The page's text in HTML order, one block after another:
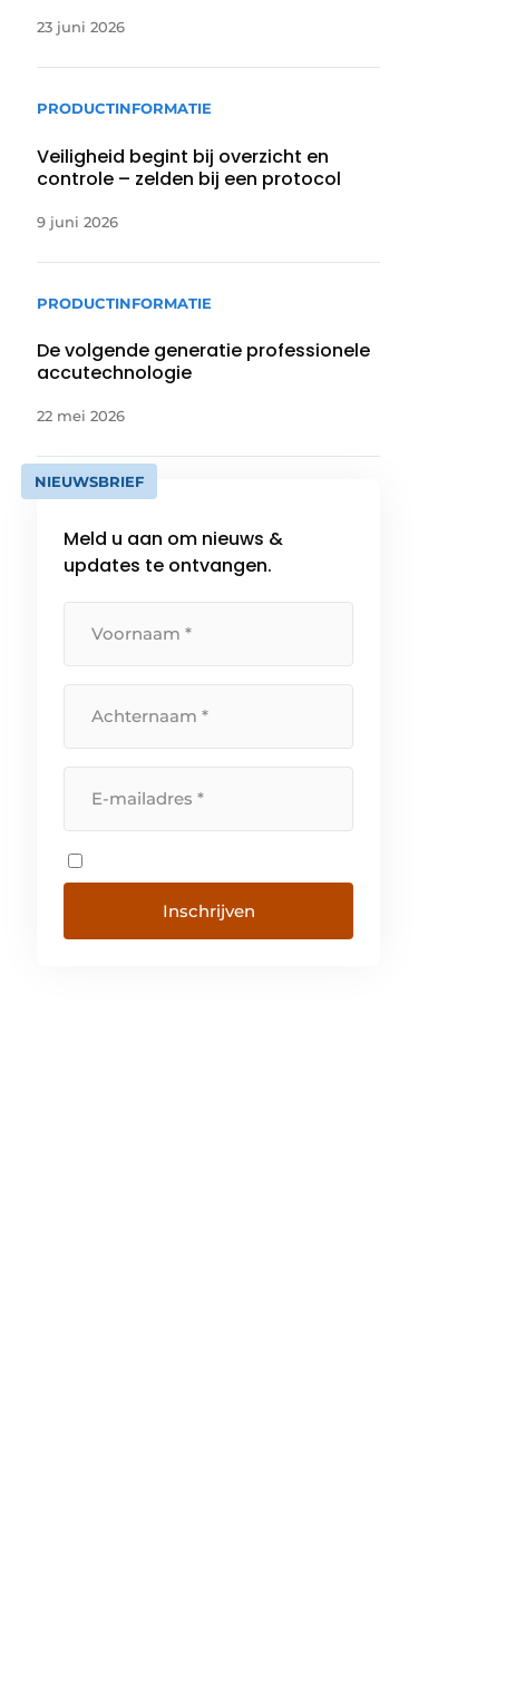
23 juni 2026
PRODUCTINFORMATIE
Veiligheid begint bij overzicht en
controle – zelden bij een protocol
9 juni 2026
PRODUCTINFORMATIE
De volgende generatie professionele
accutechnologie
22 mei 2026
NIEUWSBRIEF
Meld u aan om nieuws &
updates te ontvangen.